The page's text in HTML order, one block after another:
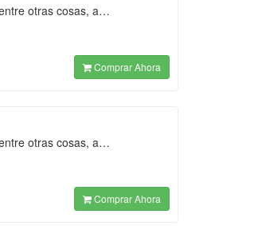
otras cosas, a…
Comprar Ahora
otras cosas, a…
Comprar Ahora